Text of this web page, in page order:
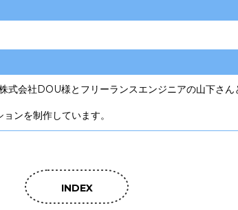
式会社DOU様とフリーランスエンジニアの山下さ
ンを制作しています。
INDEX